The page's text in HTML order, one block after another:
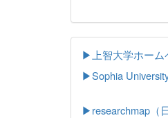
▶上智大学ホーム
▶Sophia
▶researchmap（